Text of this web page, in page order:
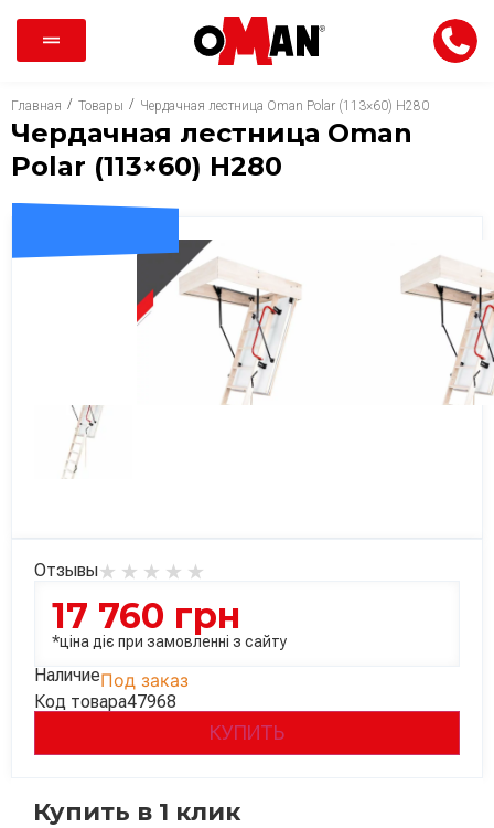
Главная / Товары / Чердачная лестница Oman Polar (113×60) H280
Чердачная лестница Oman
Polar (113×60) H280
ДОСТАВКА 0 ГРН
Отзывы
17 760 грн
*ціна діє при замовленні з сайту
НаличиеПод заказ
Код товара47968
КУПИТЬ
Купить в 1 клик